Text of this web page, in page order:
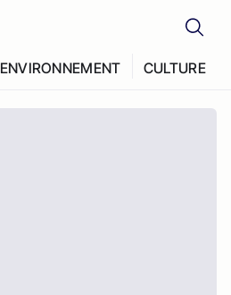
ENVIRONNEMENT CULTURE